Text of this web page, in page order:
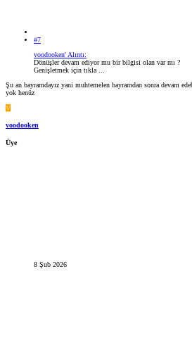
#7
voodooken' Alıntı:
Dönüşler devam ediyor mu bir bilgisi olan var mı ?
Genişletmek için tıkla ...
Şu an bayramdayız yani muhtemelen bayramdan sonra devam
yok henüz
V
voodooken
Üye
8 Şub 2026